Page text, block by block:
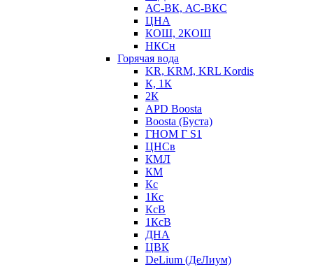
АС-ВК, АС-ВКС
ЦНА
КОШ, 2КОШ
НКСн
Горячая вода
KR, KRM, KRL Kordis
К, 1К
2К
APD Boosta
Boosta (Буста)
ГНОМ Г S1
ЦНСв
КМЛ
КМ
Кс
1Кс
КсВ
1КсВ
ДНА
ЦВК
DeLium (ДеЛиум)